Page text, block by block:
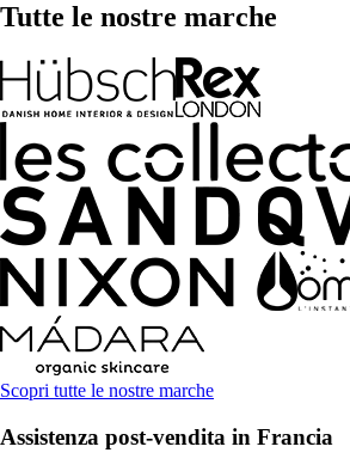
Tutte le nostre marche
Scopri tutte le nostre marche
Assistenza post-vendita in Francia